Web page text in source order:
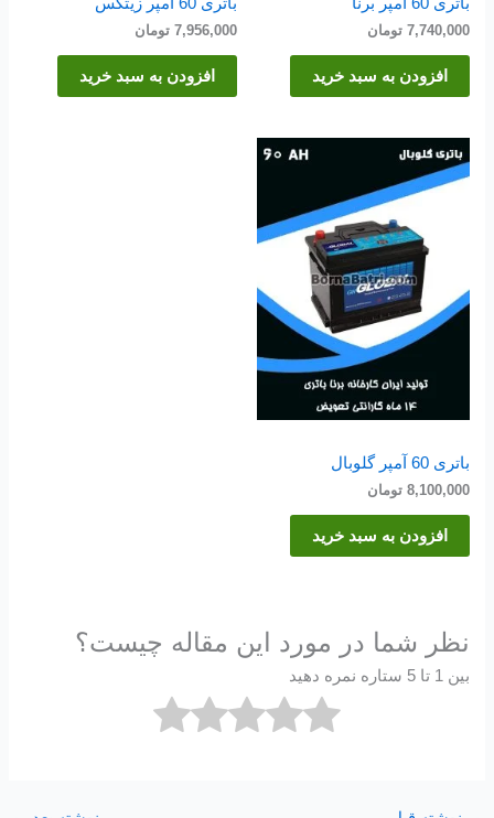
7,740,000 تومان
افزودن به سبد خرید
7,956,000 تومان
افزودن به سبد خرید
باتری 60 آمپر گلوبال
8,100,000 تومان
افزودن به سبد خرید
نظر شما در مورد این مقاله چیست؟
بین 1 تا 5 ستاره نمره دهید